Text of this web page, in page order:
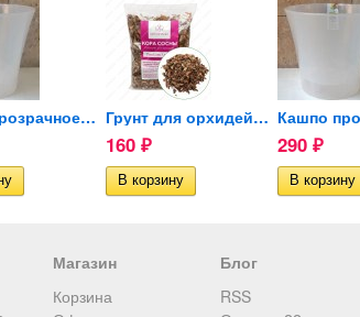
Кашпо прозрачное двойное... Грунт для орхидей (кора...
160 ₽ 290 ₽
Магазин
Корзина
Блог
RSS